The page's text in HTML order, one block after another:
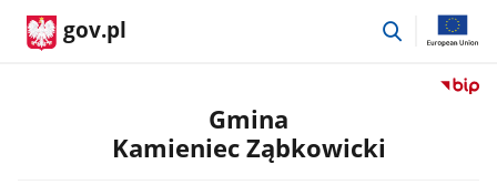
gov.pl
przejdź
Przejdź
Gmina
Kamieniec Ząbkowicki